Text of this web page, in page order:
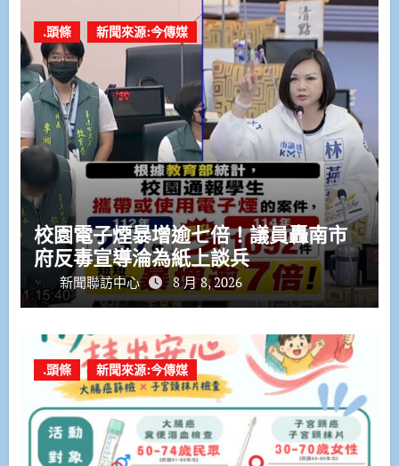
.頭條 新聞來源:今傳媒
校園電子煙暴增逾七倍！議員轟南市
府反毒宣導淪為紙上談兵
新聞聯訪中心 8 月 8, 2026
.頭條 新聞來源:今傳媒